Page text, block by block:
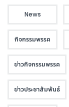
News
กิจกรรมพรรค
ข่าวกิจกรรมพรรค
ข่าวประชาสัมพันธ์